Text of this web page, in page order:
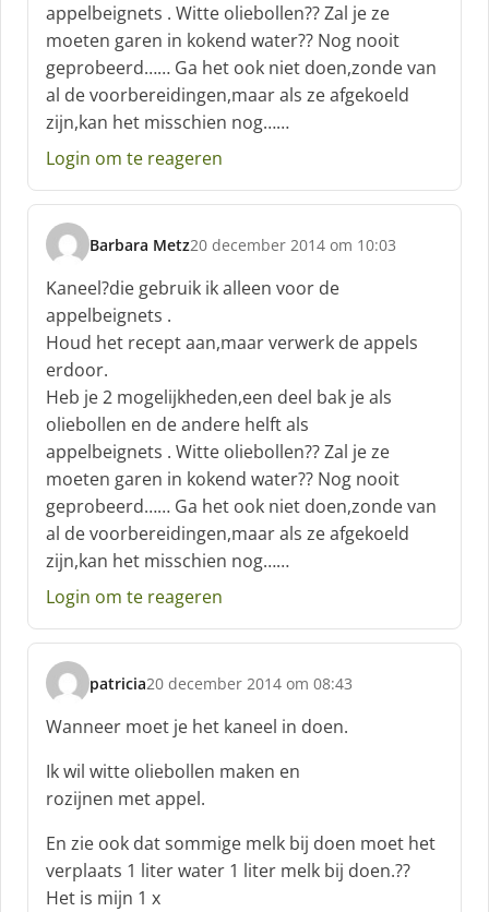
appelbeignets . Witte oliebollen?? Zal je ze
moeten garen in kokend water?? Nog nooit
geprobeerd…… Ga het ook niet doen,zonde van
al de voorbereidingen,maar als ze afgekoeld
zijn,kan het misschien nog……
Login om te reageren
Barbara Metz
s
c
h
r
e
e
f
20 december 2014 om 10:03
Kaneel?die gebruik ik alleen voor de
appelbeignets .
Houd het recept aan,maar verwerk de appels
erdoor.
Heb je 2 mogelijkheden,een deel bak je als
oliebollen en de andere helft als
appelbeignets . Witte oliebollen?? Zal je ze
moeten garen in kokend water?? Nog nooit
geprobeerd…… Ga het ook niet doen,zonde van
al de voorbereidingen,maar als ze afgekoeld
zijn,kan het misschien nog……
Login om te reageren
patricia
s
c
h
r
e
:
20 december 2014 om 08:43
Wanneer moet je het kaneel in doen.
Ik wil witte oliebollen maken en
rozijnen met appel.
En zie ook dat sommige melk bij doen moet het
verplaats 1 liter water 1 liter melk bij doen.??
Het is mijn 1 x